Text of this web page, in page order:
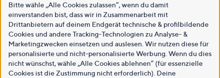
Bitte wähle „Alle Cookies zulassen“, wenn du damit
einverstanden bist, dass wir in Zusammenarbeit mit
Drittanbietern auf deinem Endgerät technische & profilbildende
Cookies und andere Tracking-Technologien zu Analyse- &
Marketingzwecken einsetzen und auslesen. Wir nutzen diese für
personalisierte und nicht-personalisierte Werbung. Wenn du dies
nicht wünschst, wähle „Alle Cookies ablehnen“ (für essenzielle
Cookies ist die Zustimmung nicht erforderlich). Deine